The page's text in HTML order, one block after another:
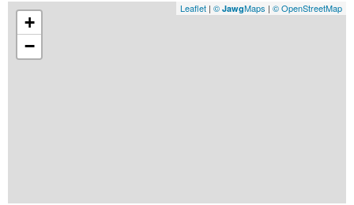
+
−
Leaflet | © JawgMaps | © OpenStreetMap